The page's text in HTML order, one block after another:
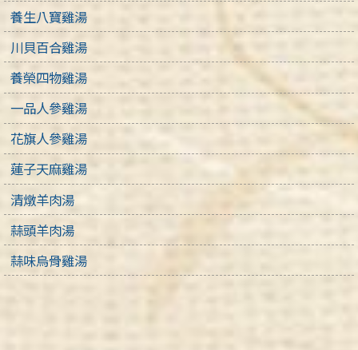
養生八寶雞湯
川貝百合雞湯
養榮四物雞湯
一品人參雞湯
花旗人參雞湯
蓮子天麻雞湯
清燉羊肉湯
蒜頭羊肉湯
蒜味烏骨雞湯